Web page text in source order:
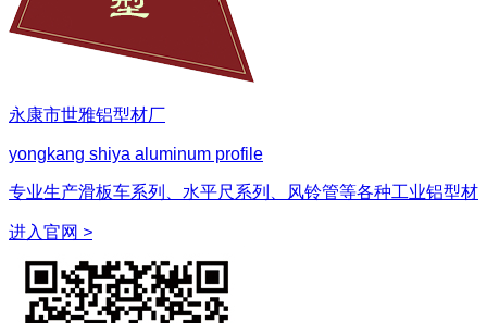
永康市世雅铝型材厂
yongkang shiya aluminum profile
专业生产滑板车系列、水平尺系列、风铃管等各种工业铝型材
进入官网 >